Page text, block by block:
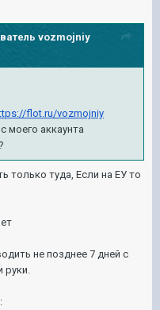
vozmojniy
flot.ru/vozmojniy
моего аккаунта
только туда, Если на ЕУ то
не позднее 7 дней с
руки.